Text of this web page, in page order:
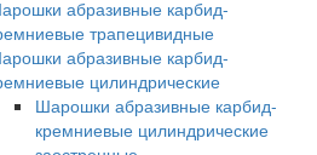
абразивные карбид-
трапецивидные
абразивные карбид-
цилиндрические
Шарошки абразивные карбид-
кремниевые цилиндрические